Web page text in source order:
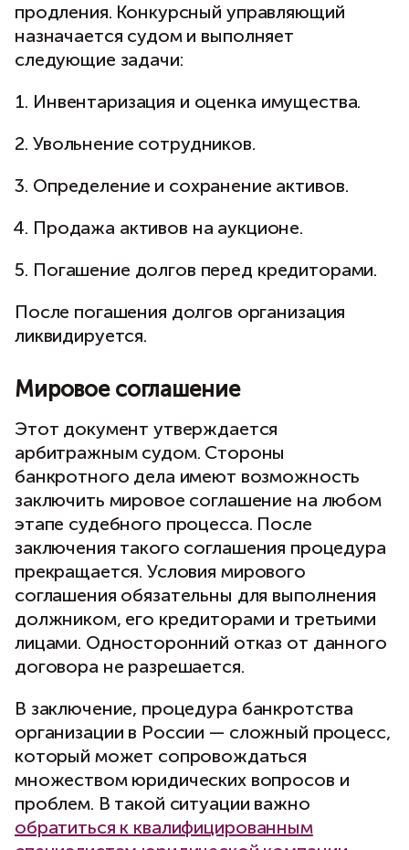
продления. Конкурсный управляющий
назначается судом и выполняет
следующие задачи:
Инвентаризация и оценка имущества.
Увольнение сотрудников.
Определение и сохранение активов.
Продажа активов на аукционе.
Погашение долгов перед кредиторами.
После погашения долгов организация
ликвидируется.
Мировое соглашение
Этот документ утверждается
арбитражным судом. Стороны
банкротного дела имеют возможность
заключить мировое соглашение на любом
этапе судебного процесса. После
заключения такого соглашения процедура
прекращается. Условия мирового
соглашения обязательны для выполнения
должником, его кредиторами и третьими
лицами. Односторонний отказ от данного
договора не разрешается.
В заключение, процедура банкротства
организации в России — сложный процесс,
который может сопровождаться
множеством юридических вопросов и
проблем. В такой ситуации важно
обратиться к квалифицированным